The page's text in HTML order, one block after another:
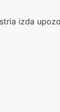
izda